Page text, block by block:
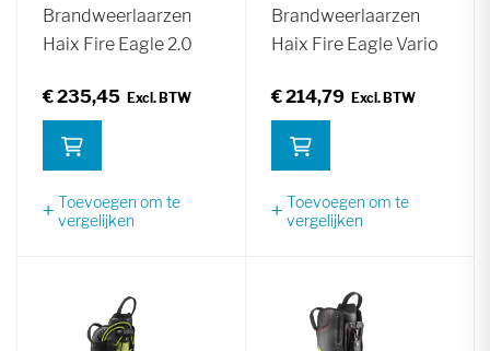
Brandweerlaarzen
Haix Fire Eagle 2.0
€ 235,45
Toevoegen om te
vergelijken
Brandweerlaarzen
Haix Fire Eagle Vario
€ 214,79
Toevoegen om te
vergelijken